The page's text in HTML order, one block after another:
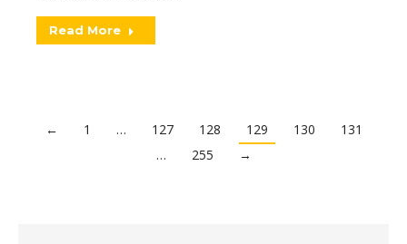
Read More
← 1 … 127 128 129 130
131
…
255 →